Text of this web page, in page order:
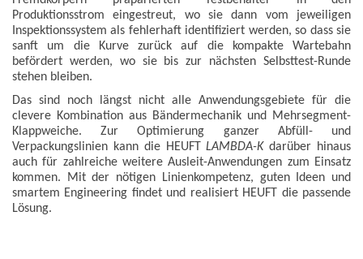
Produktionsstrom eingestreut, wo sie dann vom jeweiligen
Inspektionssystem als fehlerhaft identifiziert werden, so dass sie
sanft um die Kurve zurück auf die kompakte Wartebahn
befördert werden, wo sie bis zur nächsten Selbsttest-Runde
stehen bleiben.
Das sind noch längst nicht alle Anwendungsgebiete für die
clevere Kombination aus Bändermechanik und Mehrsegment-
Klappweiche. Zur Optimierung ganzer Abfüll- und
Verpackungslinien kann die HEUFTLAMBDA-K darüber hinaus
auch für zahlreiche weitere Ausleit-Anwendungen zum Einsatz
kommen. Mit der nötigen Linienkompetenz, guten Ideen und
smartem Engineering findet und realisiert HEUFT die passende
Lösung.